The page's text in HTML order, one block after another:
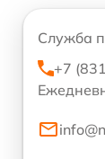
Служба
+7